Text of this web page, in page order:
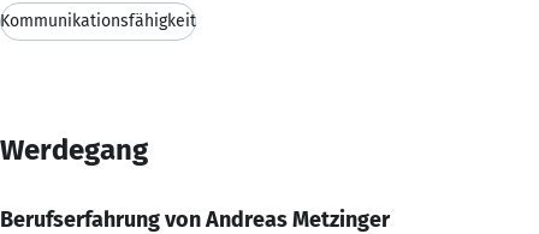
Kommunikationsfähigkeit
Werdegang
Berufserfahrung von Andreas Metzinger